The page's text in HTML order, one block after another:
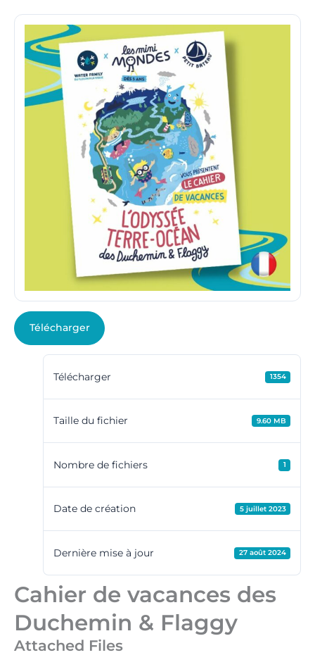
Télécharger
Télécharger 1354
Taille du fichier 9.60 MB
Nombre de fichiers 1
Date de création 5 juillet 2023
Dernière mise à jour 27 août 2024
Cahier de vacances des
Duchemin & Flaggy
Attached Files